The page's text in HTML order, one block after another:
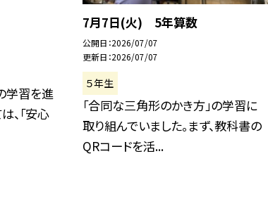
学習を進
、「安心
7月7日(火) 5年算数
公開日 2026/07/07
更新日 2026/07/07
５年生
「合同な三角形のかき方」の学習に
取り組んでいました。まず、教科書の
QRコードを活...